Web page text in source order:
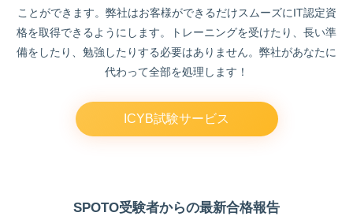
ことができます。弊社はお客様ができるだけスムーズにIT認定資
格を取得できるようにします。トレーニングを受けたり、長い準
備をしたり、勉強したりする必要はありません。弊社があなたに
代わって全部を処理します！
ICYB試験サービス
SPOTO受験者からの最新合格報告